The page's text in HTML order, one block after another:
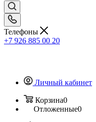
Телефоны
+7 926 885 00 20
Личный кабинет
Корзина0
Отложенные0